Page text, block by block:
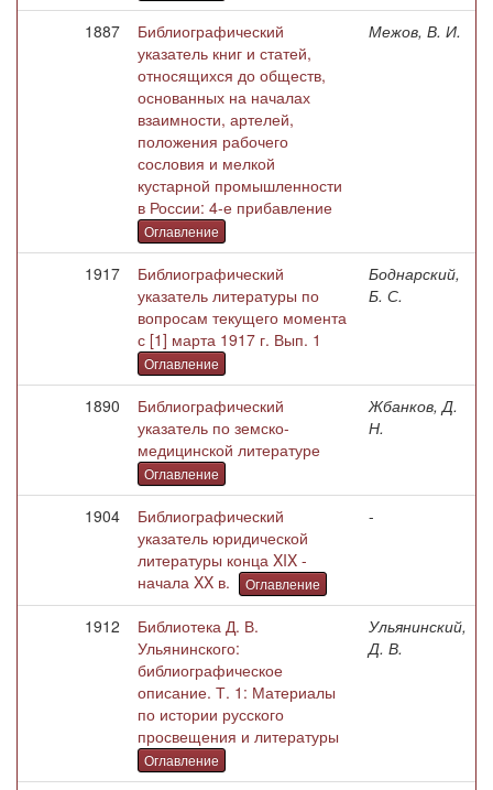
1887
Библиографический
указатель книг и статей,
относящихся до обществ,
основанных на началах
взаимности, артелей,
положения рабочего
сословия и мелкой
кустарной промышленности
в России: 4-е прибавление
Оглавление
Межов, В. И.
1917
Библиографический
указатель литературы по
вопросам текущего момента
с [1] марта 1917 г. Вып. 1
Оглавление
Боднарский,
Б. С.
1890
Библиографический
указатель по земско-
медицинской литературе
Оглавление
Жбанков, Д.
Н.
1904
Библиографический
указатель юридической
литературы конца XIX -
начала XX в.
Оглавление
-
1912
Библиотека Д. В.
Ульянинского:
библиографическое
описание. Т. 1: Материалы
по истории русского
просвещения и литературы
Оглавление
Ульянинский,
Д. В.